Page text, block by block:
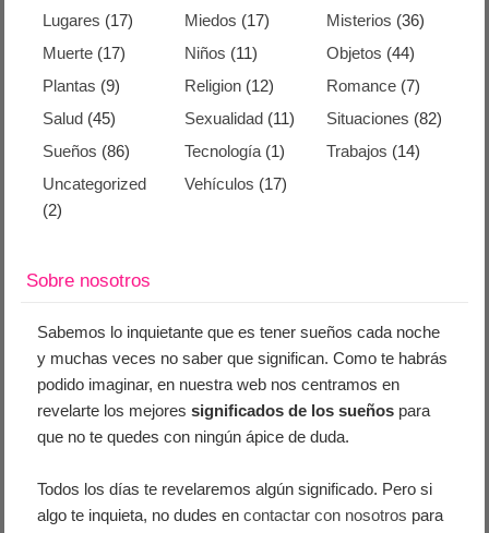
Lugares (17) Miedos (17) Misterios (36)
Muerte (17) Niños (11) Objetos (44)
Plantas (9) Religion (12) Romance(7)
Salud (45) Sexualidad (11) Situaciones (82)
Sueños (86) Tecnología (1) Trabajos (14)
Uncategorized
(2)
Vehículos (17)
Sobre nosotros
Sabemos lo inquietante que es tener sueños cada noche
y muchas veces no saber que significan. Como te habrás
podido imaginar, en nuestra web nos centramos en
revelarte los mejoressignificados de los sueños para
que no te quedes con ningún ápice de duda.
Todos los días te revelaremos algún significado. Pero si
algo te inquieta, no dudes encontactar con nosotros para